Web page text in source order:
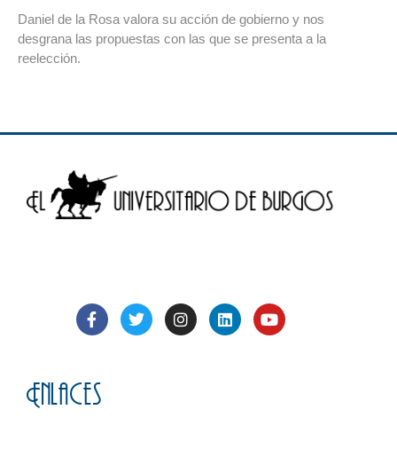
Daniel de la Rosa valora su acción de gobierno y nos
desgrana las propuestas con las que se presenta a la
reelección.
Enlaces